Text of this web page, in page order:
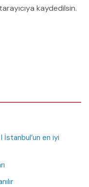
kaydedilsin.
İstanbul’un en iyi